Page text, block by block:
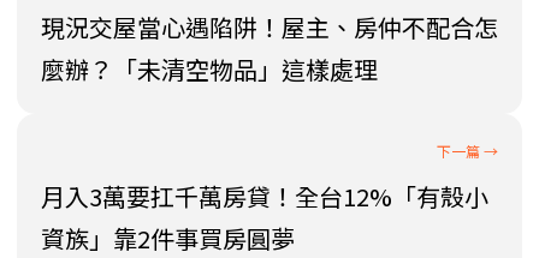
現況交屋當心遇陷阱！屋主、房仲不配合怎
麼辦？「未清空物品」這樣處理
月入3萬要扛千萬房貸！全台12%「有殼小
資族」靠2件事買房圓夢